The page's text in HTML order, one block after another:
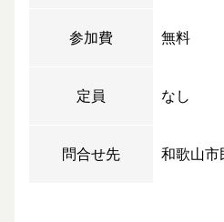
参加費 無料
定員 なし
問合せ先 和歌山市